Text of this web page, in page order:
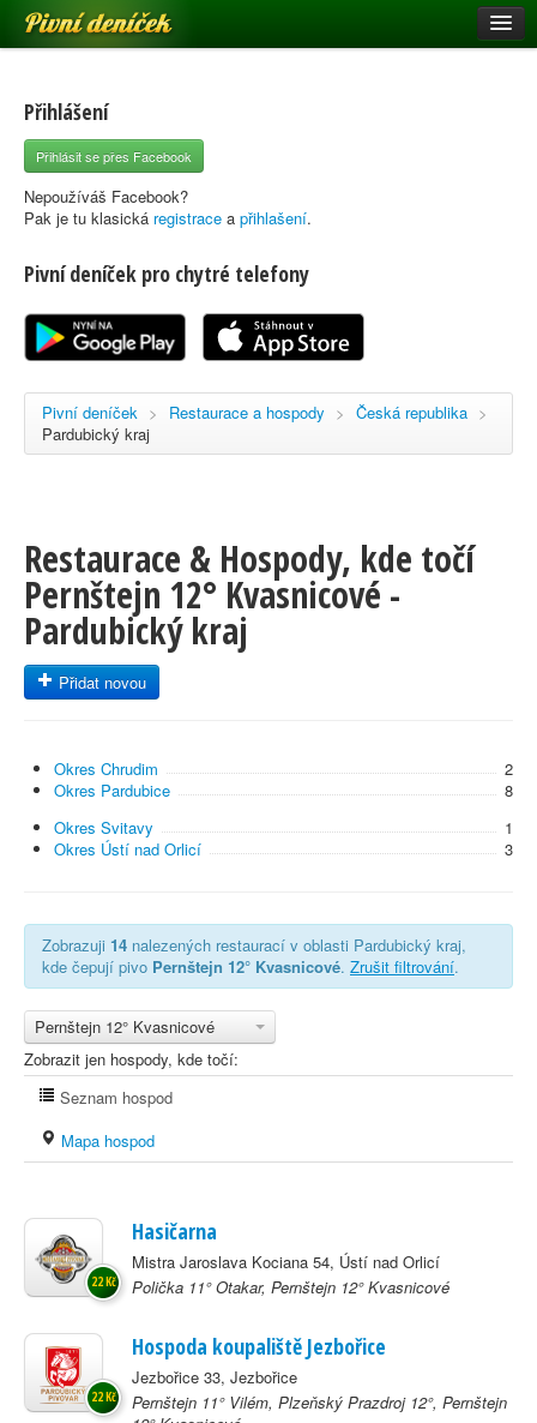
Pivní deníček
Pivní mapa
Pivní značky
Nápověda
Registrace
Přihlášení
Přihlásit se přes Facebook
Nepoužíváš Facebook?
Pak je tu klasická registrace a přihlašení.
Pivní deníček pro chytré telefony
Pivní deníček > Restaurace a hospody > Česká republika >
Pardubický kraj
Restaurace & Hospody, kde točí
Pernštejn 12° Kvasnicové -
Pardubický kraj
Přidat novou
Okres Chrudim
2
Okres Pardubice
8
Okres Svitavy
1
Okres Ústí nad Orlicí
3
Zobrazuji 14 nalezených restaurací v oblasti Pardubický kraj,
kde čepují pivo Pernštejn 12° Kvasnicové. Zrušit filtrování.
Pernštejn 12° Kvasnicové
Zobrazit jen hospody, kde točí:
Seznam hospod
Mapa hospod
Hasičarna
Mistra Jaroslava Kociana 54, Ústí nad Orlicí
Polička 11° Otakar, Pernštejn 12° Kvasnicové
22 Kč
Hospoda koupaliště Jezbořice
Jezbořice 33, Jezbořice
Pernštejn 11° Vilém, Plzeňský Prazdroj 12°, Pernštejn
22 Kč